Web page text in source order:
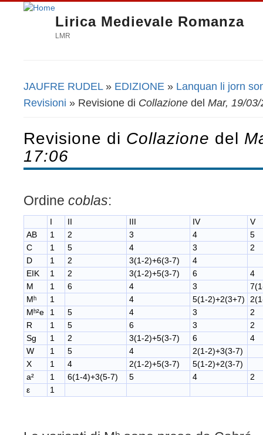
Lirica Medievale Romanza
LMR
Tu sei qui
JAUFRE RUDEL » EDIZIONE » Lanquan li jorn
Revisioni » Revisione di Collazione del Mar, 19/
Revisione di Collazione del
17:06
Ordine coblas:
I II III IV
V
AB
1 2 3 4
5
C
1 5 4 3
2
D
1 2 3(1-2)+6(3-7)
4
EIK
1 2 3(1-2)+5(3-7) 6
4
M
1 6 4 3
Mʰ
1 4 5(1-2)+2(3+7)
Mʰ²e
1 5 4 3
2
R
1 5 6 3
2
Sg
1 2 3(1-2)+5(3-7) 6
4
W
1 5 4
2(1-2)+3(3-7)
X
1 4 2(1-2)+5(3-7)
5(1-2)+2(3-7)
a²
1 6(1-4)+3(5-7) 5 4
2
ε
1